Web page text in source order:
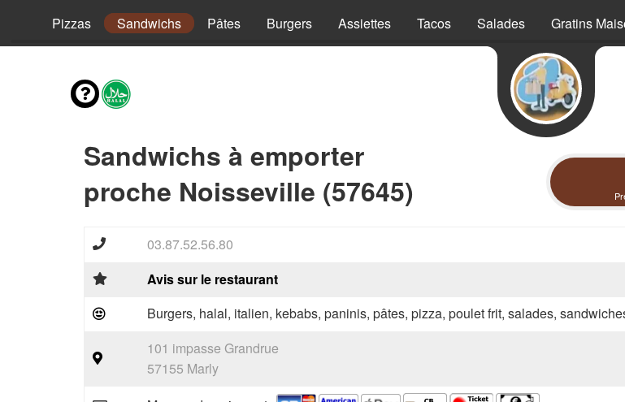
Pizzas Sandwichs Pâtes Burgers Assiettes Tacos Salades Gratins
Sandwichs à emporter
proche Noisseville (57645)
03.87.52.56.80
Avis sur le restaurant
Burgers, halal, italien, kebabs, paninis, pâtes, pizza, poulet frit, salades,
101 impasse Grandrue
57155 Marly